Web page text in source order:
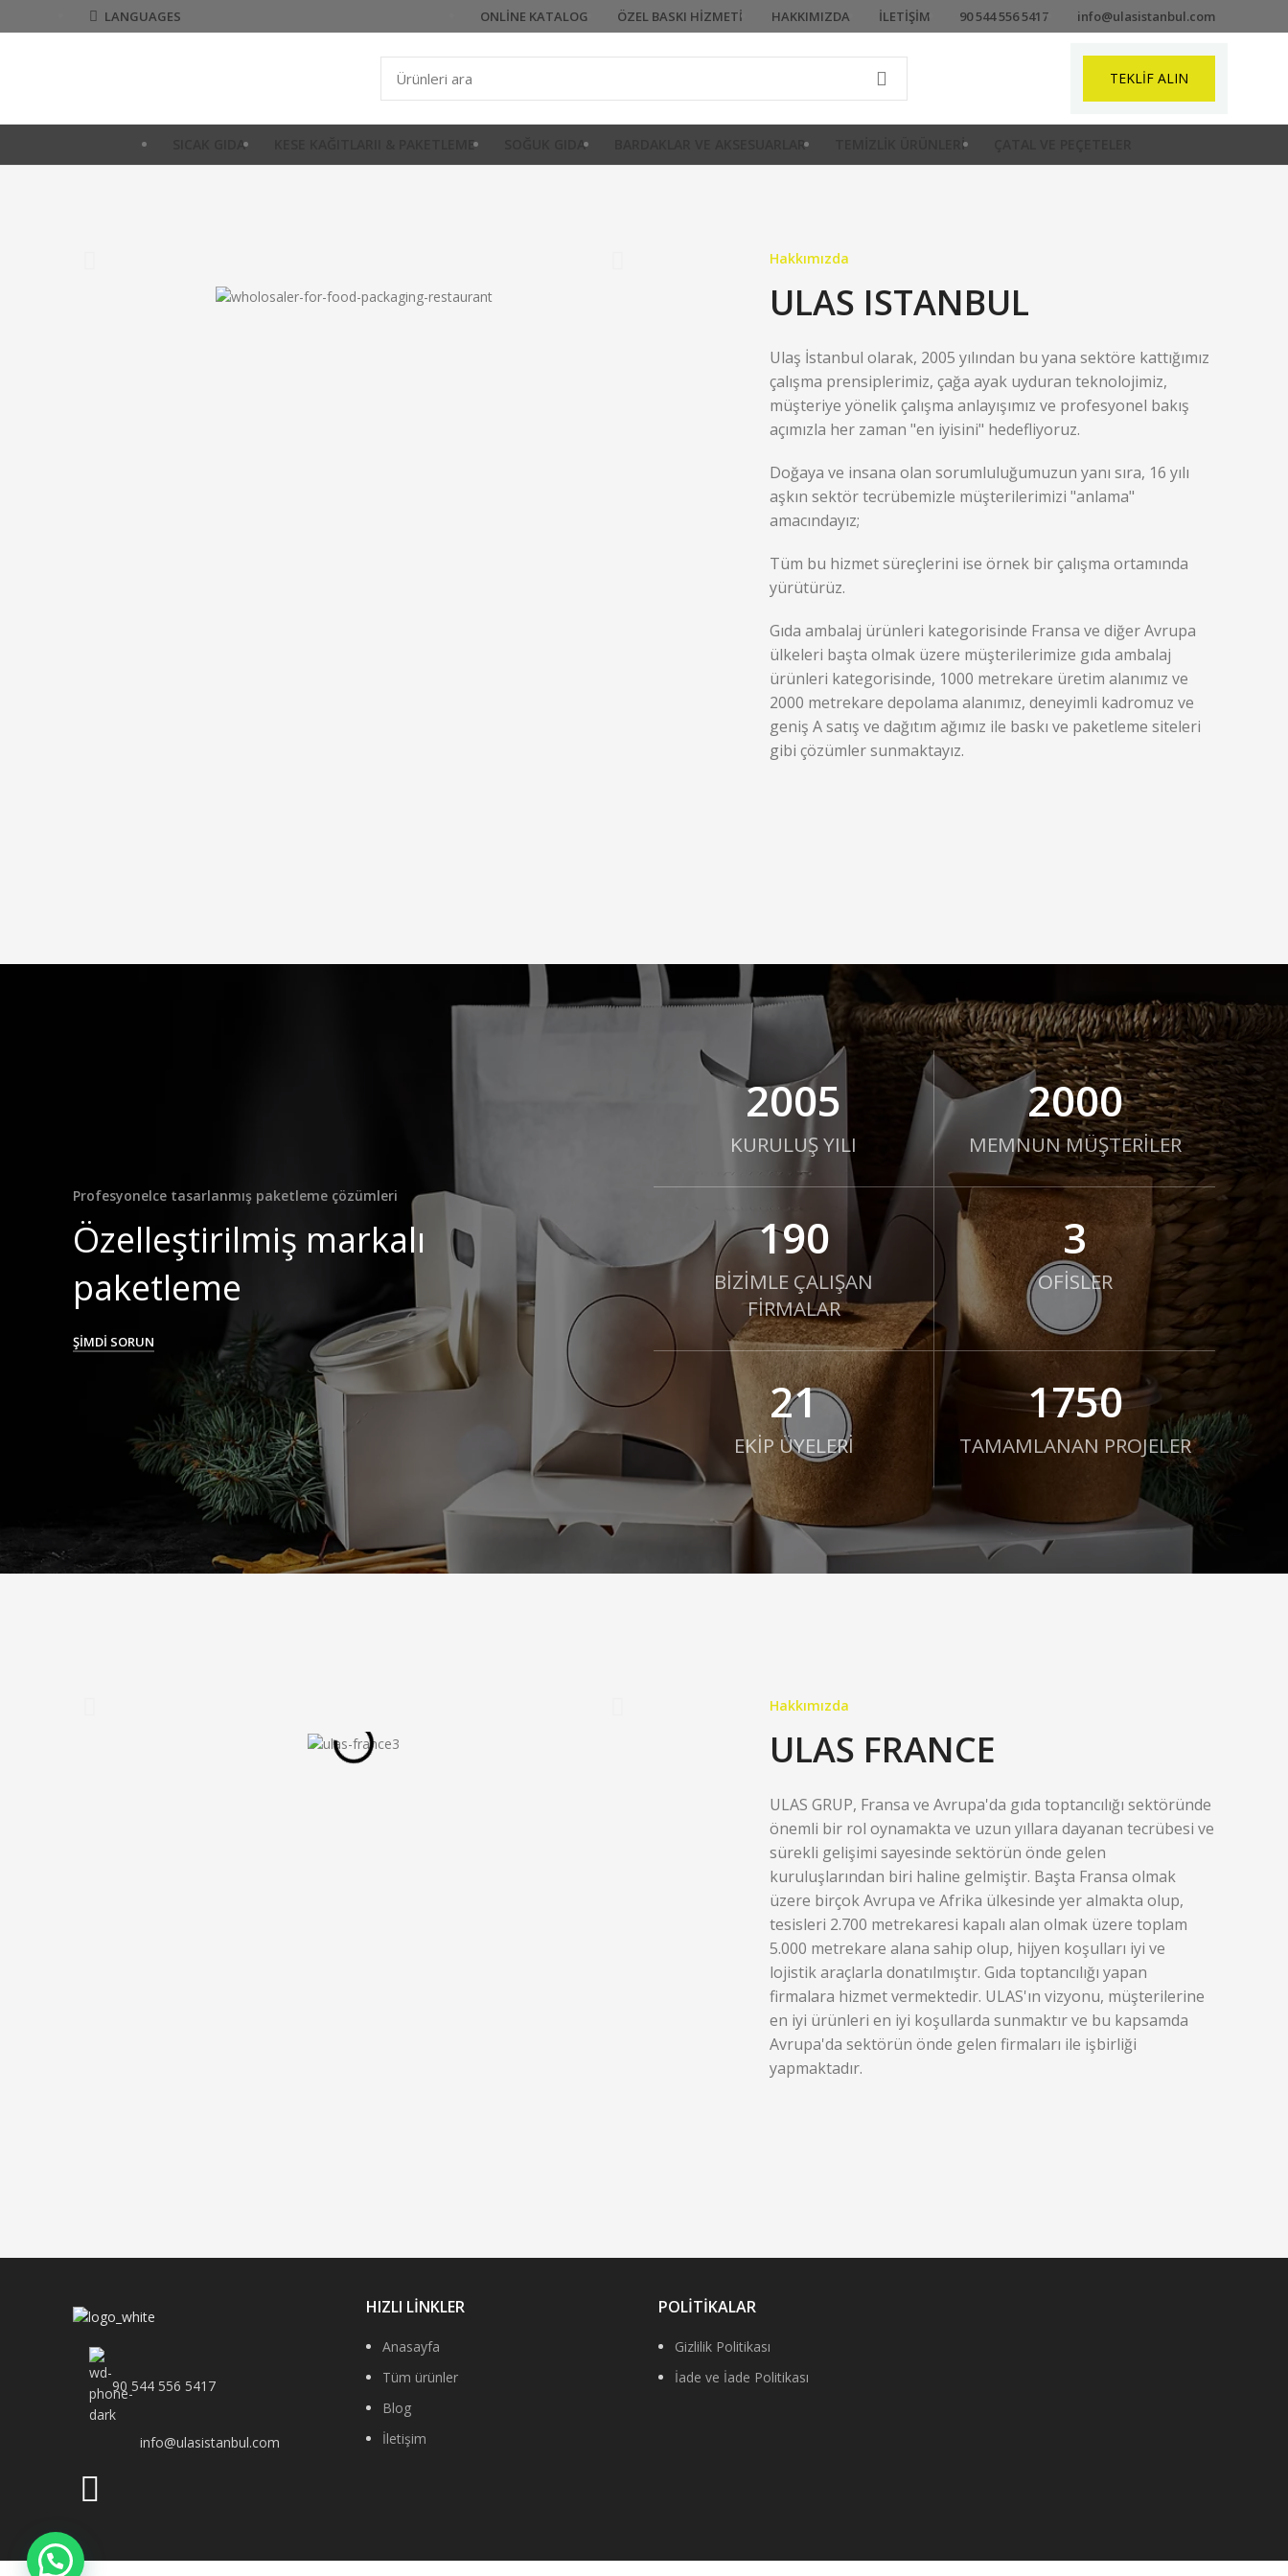
LANGUAGES ONLINE KATALOG ÖZEL BASKI HIZMETI HAKKIMIZDA İLETIŞIM 90 544 556 5417 info@ulasistanbul.com
TEKLIF ALIN
SICAK GIDA KESE KAĞITLARII & PAKETLEME SOĞUK GIDA BARDAKLAR VE AKSESUARLAR TEMIZLIK ÜRÜNLERI
Hakkımızda
ULAS ISTANBUL
Ulaş İstanbul olarak, 2005 yılından bu yana sektöre kattığımız
çalışma prensiplerimiz, çağa ayak uyduran teknolojimiz,
müşteriye yönelik çalışma anlayışımız ve profesyonel bakış
açımızla her zaman "en iyisini" hedefliyoruz.
Doğaya ve insana olan sorumluluğumuzun yanı sıra, 16 yılı
aşkın sektör tecrübemizle müşterilerimizi "anlama"
amacındayız;
Tüm bu hizmet süreçlerini ise örnek bir çalışma ortamında
yürütürüz.
Gıda ambalaj ürünleri kategorisinde Fransa ve diğer Avrupa
ülkeleri başta olmak üzere müşterilerimize gıda ambalaj
ürünleri kategorisinde, 1000 metrekare üretim alanımız ve
2000 metrekare depolama alanımız, deneyimli kadromuz ve
geniş A satış ve dağıtım ağımız ile baskı ve paketleme siteleri
gibi çözümler sunmaktayız.
Profesyonelce tasarlanmış paketleme çözümleri
Özelleştirilmiş markalı
paketleme
ŞİMDİ SORUN
2005
KURULUŞ YILI
2000
MEMNUN MÜŞTERİLER
190
BİZİMLE ÇALIŞAN
FİRMALAR
3
OFİSLER
21
EKİP ÜYELERİ
1750
TAMAMLANAN PROJELER
Hakkımızda
ULAS FRANCE
ULAS GRUP, Fransa ve Avrupa'da gıda toptancılığı sektöründe
önemli bir rol oynamakta ve uzun yıllara dayanan tecrübesi ve
sürekli gelişimi sayesinde sektörün önde gelen
kuruluşlarından biri haline gelmiştir. Başta Fransa olmak
üzere birçok Avrupa ve Afrika ülkesinde yer almakta olup,
tesisleri 2.700 metrekaresi kapalı alan olmak üzere toplam
5.000 metrekare alana sahip olup, hijyen koşulları iyi ve
lojistik araçlarla donatılmıştır. Gıda toptancılığı yapan
firmalara hizmet vermektedir. ULAS'ın vizyonu, müşterilerine
en iyi ürünleri en iyi koşullarda sunmaktır ve bu kapsamda
Avrupa'da sektörün önde gelen firmaları ile işbirliği
yapmaktadır.
90 544 556 5417
info@ulasistanbul.com
HIZLI LİNKLER
Anasayfa
Tüm ürünler
Blog
İletişim
POLİTİKALAR
Gizlilik Politikası
İade ve İade Politikası